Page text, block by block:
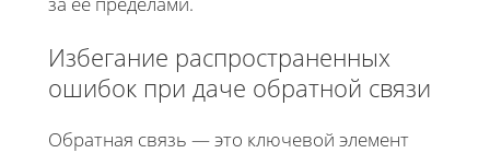
Избегание распространенных
ошибок при даче обратной связи
Обратная связь — это ключевой элемент